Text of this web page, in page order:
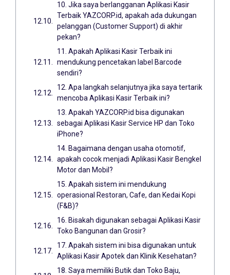
10. Jika saya berlangganan Aplikasi Kasir
Terbaik YAZCORP.id, apakah ada dukungan
pelanggan (Customer Support) di akhir
pekan?
11. Apakah Aplikasi Kasir Terbaik ini
mendukung pencetakan label Barcode
sendiri?
12. Apa langkah selanjutnya jika saya tertarik
mencoba Aplikasi Kasir Terbaik ini?
13. Apakah YAZCORP.id bisa digunakan
sebagai Aplikasi Kasir Service HP dan Toko
iPhone?
14. Bagaimana dengan usaha otomotif,
apakah cocok menjadi Aplikasi Kasir Bengkel
Motor dan Mobil?
15. Apakah sistem ini mendukung
operasional Restoran, Cafe, dan Kedai Kopi
(F&B)?
16. Bisakah digunakan sebagai Aplikasi Kasir
Toko Bangunan dan Grosir?
17. Apakah sistem ini bisa digunakan untuk
Aplikasi Kasir Apotek dan Klinik Kesehatan?
18. Saya memiliki Butik dan Toko Baju,